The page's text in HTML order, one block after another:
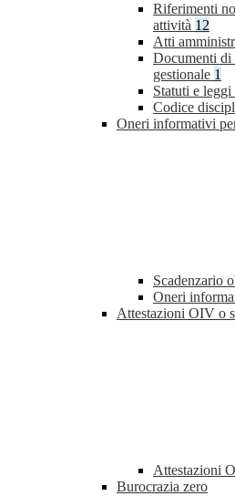
Riferimenti
attività 12
Atti
Documenti di
gestionale 1
Statuti e
Codice
Oneri informativi
Scadenzario
Oneri
Attestazioni OIV o
Attestazioni
Burocrazia zero